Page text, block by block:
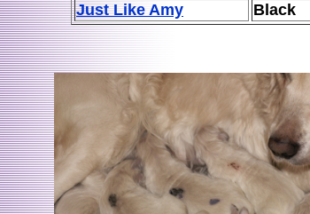
Just Like Amy
Black